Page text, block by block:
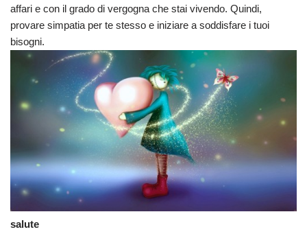
affari e con il grado di vergogna che stai vivendo. Quindi,
provare simpatia per te stesso e iniziare a soddisfare i tuoi
bisogni.
salute